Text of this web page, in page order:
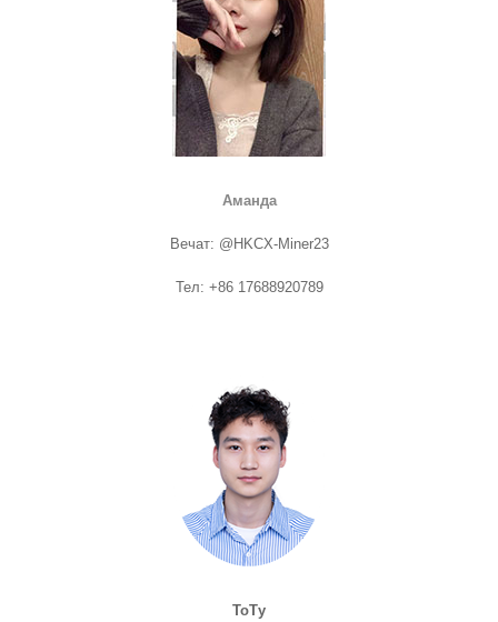
Аманда
Вечат: @HKCX-Miner23
Тел: +86 17688920789
ТоТу